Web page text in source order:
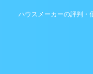
ハウスメーカーの評判・